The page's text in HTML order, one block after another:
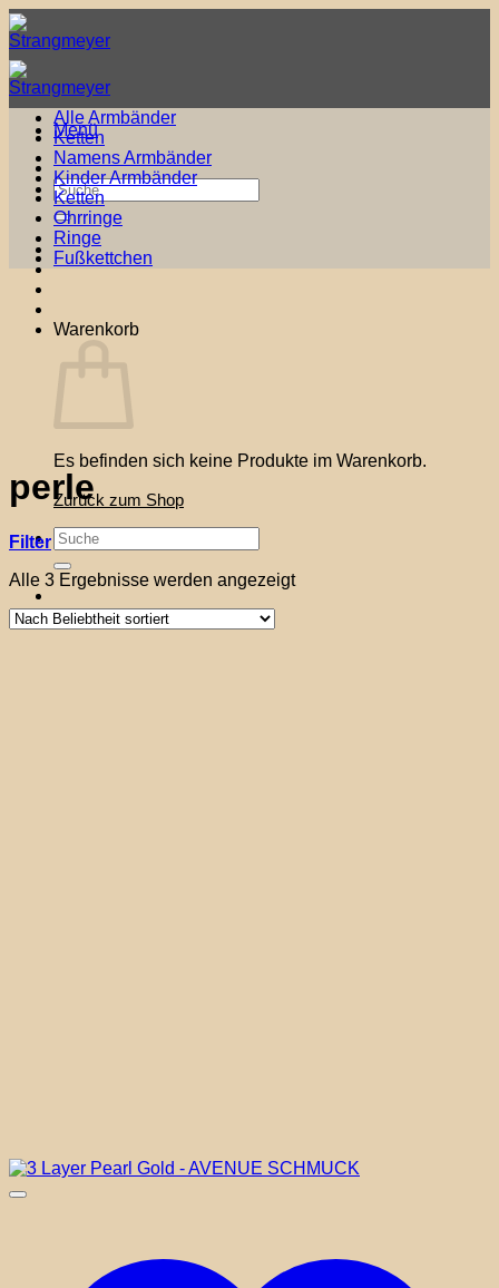
Zum
Inhalt
springen
Menü
Suche
nach:
Warenkorb
Es befinden sich keine Produkte im Warenkorb.
Zurück zum Shop
Suche
nach:
Alle Armbänder
Ketten
Namens Armbänder
Kinder Armbänder
Ketten
Ohrringe
Ringe
Fußkettchen
perle
Filter
Alle 3 Ergebnisse werden angezeigtNach